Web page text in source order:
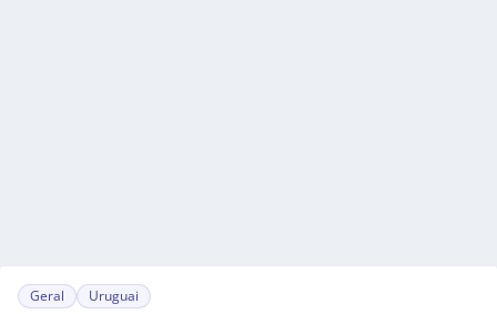
Geral Uruguai